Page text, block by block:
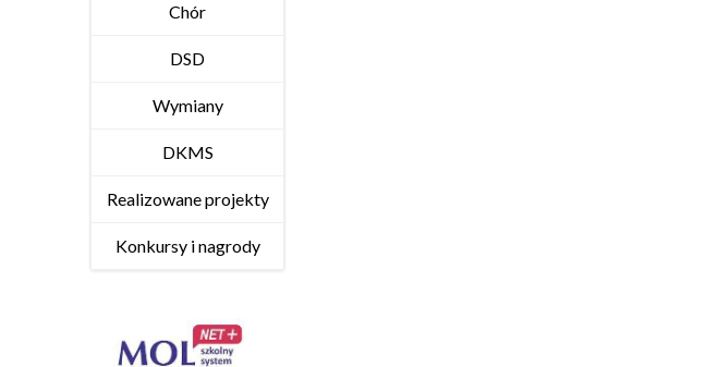
Chór
DSD
Wymiany
DKMS
Realizowane projekty
Konkursy i nagrody